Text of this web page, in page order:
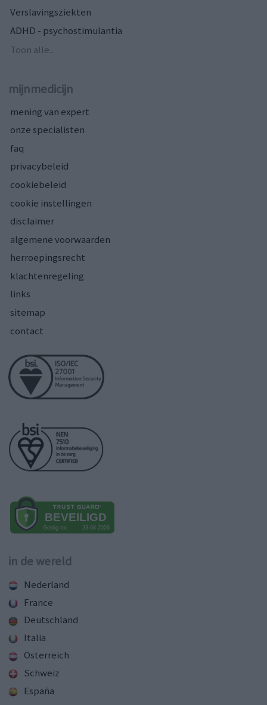
Verslavingsziekten
ADHD - psychostimulantia
Toon alle...
mijnmedicijn
mening van expert
onze specialisten
faq
privacybeleid
cookiebeleid
cookie instellingen
disclaimer
algemene voorwaarden
herroepingsrecht
klachtenregeling
links
sitemap
contact
in de wereld
Nederland
France
Deutschland
Italia
Österreich
Schweiz
España